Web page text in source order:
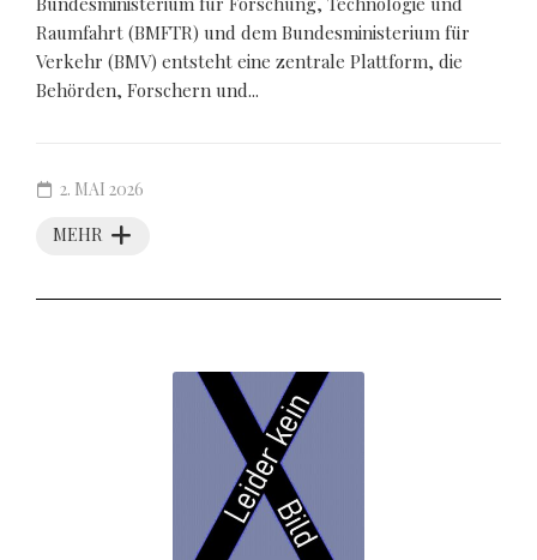
Raumfahrt (BMFTR) und dem Bundesministerium für
Verkehr (BMV) entsteht eine zentrale Plattform, die
Behörden, Forschern und...
MEHR
2. MAI 2026